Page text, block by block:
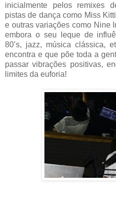
inicialmente pelos remixes
pistas de dança como Miss
e outras variações como Nine
embora o seu leque de
80’s, jazz, música clássica,
encontra e que põe toda a
passar vibrações positivas,
limites da euforia!